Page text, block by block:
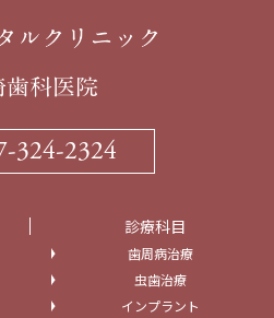
324-2324
診療科目
歯周病治療
虫歯治療
インプラント